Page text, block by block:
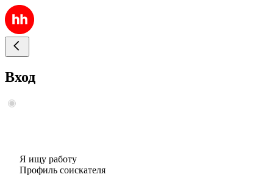
Вход
Я ищу работу
Профиль соискателя